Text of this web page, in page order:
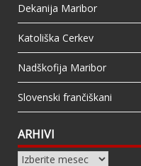
Dekanija Maribor
Katoliška Cerkev
Nadškofija Maribor
Slovenski frančiškani
ARHIVI
Arhivi